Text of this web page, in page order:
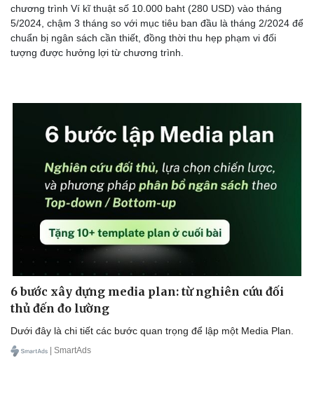
chương trình Ví kĩ thuật số 10.000 baht (280 USD) vào tháng
5/2024, chậm 3 tháng so với mục tiêu ban đầu là tháng 2/2024 để
chuẩn bị ngân sách cần thiết, đồng thời thu hẹp phạm vi đối
tượng được hưởng lợi từ chương trình.
6 bước xây dựng media plan: từ nghiên cứu đối
thủ đến đo lường
Dưới đây là chi tiết các bước quan trọng để lập một Media Plan.
| SmartAds